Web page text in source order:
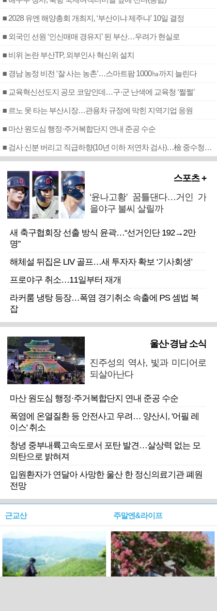
■ 2028 유엔 해양총회 개최지, ‘부산이냐 제주냐’ 10일 결정
■ 외국인 선원 ‘인신매매 경유지’ 된 부산…우려가 현실로
■ 비위 논란 부산TP, 외부인사 혁신위 설치
■ 경남 농정 비전 ‘잘 사는 농촌’…스마트팜 1000㏊까지 늘린다
■ 교육혁신선도지 공모 코앞인데…구·군 난색에 교육청 ‘쩔쩔’
■ 르노 못 타는 부산시장…관용차 규정에 막힌 지역기업 응원
■ 마산 원도심 행정·주거복합단지 연내 준공 수순
■ 검사 신분 버리고 직급하향(10년 이하 저연차 검사)…檢 중수청행 기피
스포츠 +
‘윤나고황’ 꿈틀댄다…거인 가
을야구 불씨 살릴까
새 축구협회장 선출 방식 윤곽…“선거인단 192→2만
명”
해체설 뒤집은 LIV 골프…새 투자자 확보 ‘기사회생’
프로야구 취소…11일부터 재개
라커룸 냉탕 등장…폭염 경기취소 속출에 PS 셈법 복
잡
울산·경남 소식
진주성의 역사, 빛과 미디어로
되살아난다
마산 원도심 행정·주거복합단지 연내 준공 수순
폭염에 온열질환 등 안전사고 우려… 양산시, '어필 레
이스' 취소
창녕 중부내륙고속도로서 포탄 발견…살상력 없는 모
의탄으로 밝혀져
입원환자가 연달아 사망한 울산 한 정신의료기관 폐원
전망
근교산 주말엔&라이프